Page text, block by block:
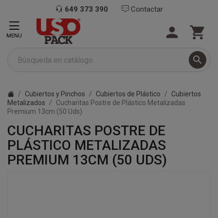
649 373 390 Contactar

 
MENU
Cubiertos y Pinchos Cubiertos de Plástico
Cubiertos
Metalizados
Cucharitas Postre de Plástico Metalizadas
Premium 13cm (50 Uds)
CUCHARITAS POSTRE DE
PLÁSTICO METALIZADAS
PREMIUM 13CM (50 UDS)